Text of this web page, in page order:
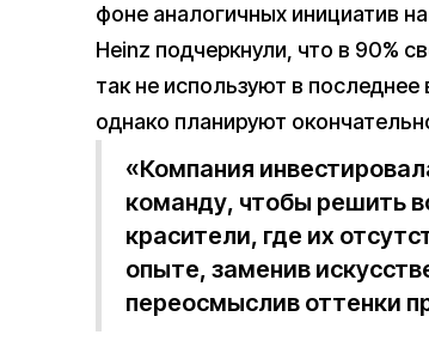
фоне аналогичных инициатив
Heinz подчеркнули, что в 90%
так не используют в последнее
однако планируют
«Компания
команду, чтобы решить
красители, где их
опыте, заменив
переосмыслив оттенки